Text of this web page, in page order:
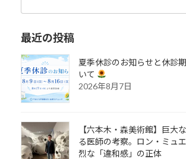
最近の投稿
夏季休診のお知らせと休診
いて
2026年8月7日
【六本木・森美術館】巨大
る医師の考察。ロン・ミュ
烈な「違和感」の正体